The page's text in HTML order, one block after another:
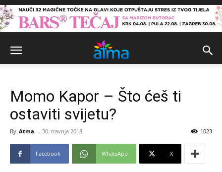
Momo Kapor – Što ćeš ti
ostaviti svijetu?
By Atma - 30. travnja 2018. 1023
Facebook WhatsApp X